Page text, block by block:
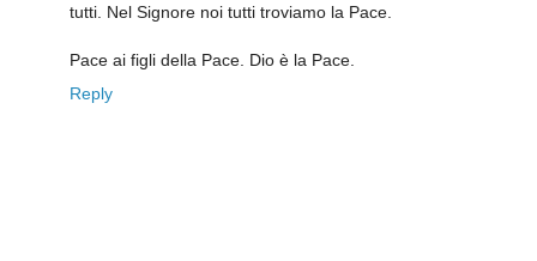
tutti. Nel Signore noi tutti troviamo la Pace.
Pace ai figli della Pace. Dio è la Pace.
Reply